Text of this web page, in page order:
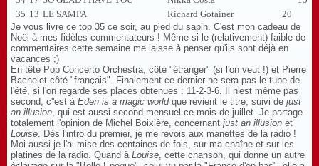
35 13 LE SAMPA Richard Gotainer
20
Je vous livre ce top 35 ce soir, au pied du sapin. C'est mon cadeau de
Noël à mes fidèles commentateurs ! Même si le (relativement) faible de
commentaires cette semaine me laisse à penser qu'ils sont déjà en
vacances ;)
En tête Pop Concerto Orchestra, côté "étranger" (si l'on veut !) et Pierre
Bachelet côté "français". Finalement ce dernier ne sera pas le tube de
l'été, si l'on regarde ses places obtenues : 11-2-3-6. Il n'est même pas
second, c''est à Eden is a magic worldque revient le titre, suivi de just
an illusion, qui est aussi second mensuel ce mois de juillet. Je partage
totalement l'opinion de Michel Boixière, concernant just an illusion et
Louise. Dès l'intro du premier, je me revois aux manettes de la radio !
Moi aussi je l'ai mise des centaines de fois, sur ma chaîne et sur les
platines de la radio. Quand à Louise, cette chanson, qui donne un autre